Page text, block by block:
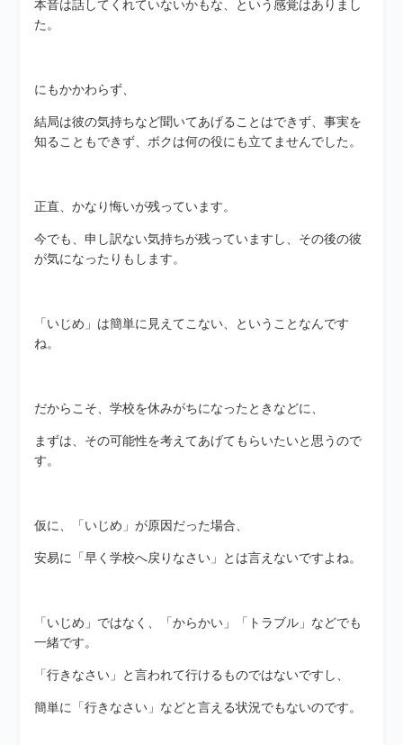
本音は話してくれていないかもな、という感覚はありまし
た。
にもかかわらず、
結局は彼の気持ちなど聞いてあげることはできず、事実を
知ることもできず、ボクは何の役にも立てませんでした。
正直、かなり悔いが残っています。
今でも、申し訳ない気持ちが残っていますし、その後の彼
が気になったりもします。
「いじめ」は簡単に見えてこない、ということなんです
ね。
だからこそ、学校を休みがちになったときなどに、
まずは、その可能性を考えてあげてもらいたいと思うので
す。
仮に、「いじめ」が原因だった場合、
安易に「早く学校へ戻りなさい」とは言えないですよね。
「いじめ」ではなく、「からかい」「トラブル」などでも
一緒です。
「行きなさい」と言われて行けるものではないですし、
簡単に「行きなさい」などと言える状況でもないのです。